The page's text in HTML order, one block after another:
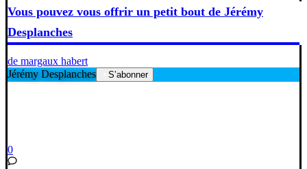
Vous pouvez vous offrir un petit bout de Jérémy
Desplanches
de margaux habert
Jérémy Desplanches
S’abonner
0